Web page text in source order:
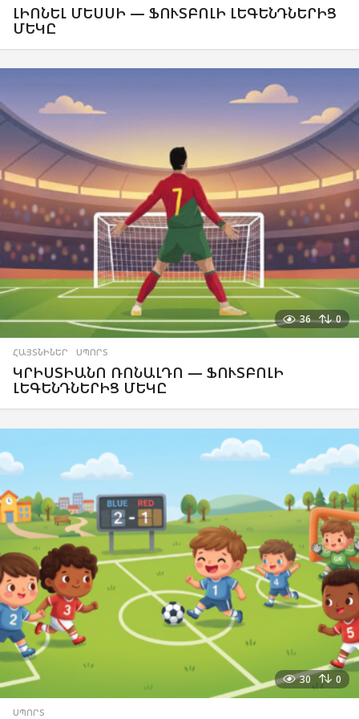
ԼԻՈՆԵԼ ՄԵՍՍԻ — ՖՈՒՏԲՈԼԻ ԼԵԳԵՆԴՆԵՐԻՑ
ՄԵԿԸ
36 0
ՀԱՅՏՆԻՆԵՐ ,ՍՊՈՐՏ
ԿՐԻՍՏԻԱՆՈ ՌՈՆԱԼԴՈ — ՖՈՒՏԲՈԼԻ
ԼԵԳԵՆԴՆԵՐԻՑ ՄԵԿԸ
30 0
ՍՊՈՐՏ